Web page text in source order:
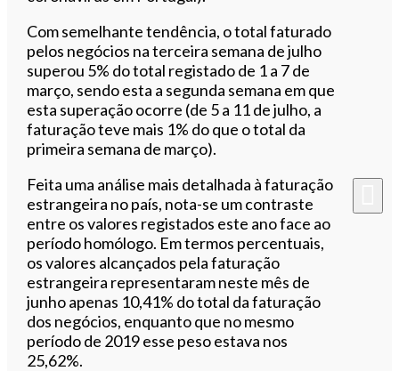
Com semelhante tendência, o total faturado
pelos negócios na terceira semana de julho
superou 5% do total registado de 1 a 7 de
março, sendo esta a segunda semana em que
esta superação ocorre (de 5 a 11 de julho, a
faturação teve mais 1% do que o total da
primeira semana de março).
Feita uma análise mais detalhada à faturação
estrangeira no país, nota-se um contraste
entre os valores registados este ano face ao
período homólogo. Em termos percentuais,
os valores alcançados pela faturação
estrangeira representaram neste mês de
junho apenas 10,41% do total da faturação
dos negócios, enquanto que no mesmo
período de 2019 esse peso estava nos
25,62%.